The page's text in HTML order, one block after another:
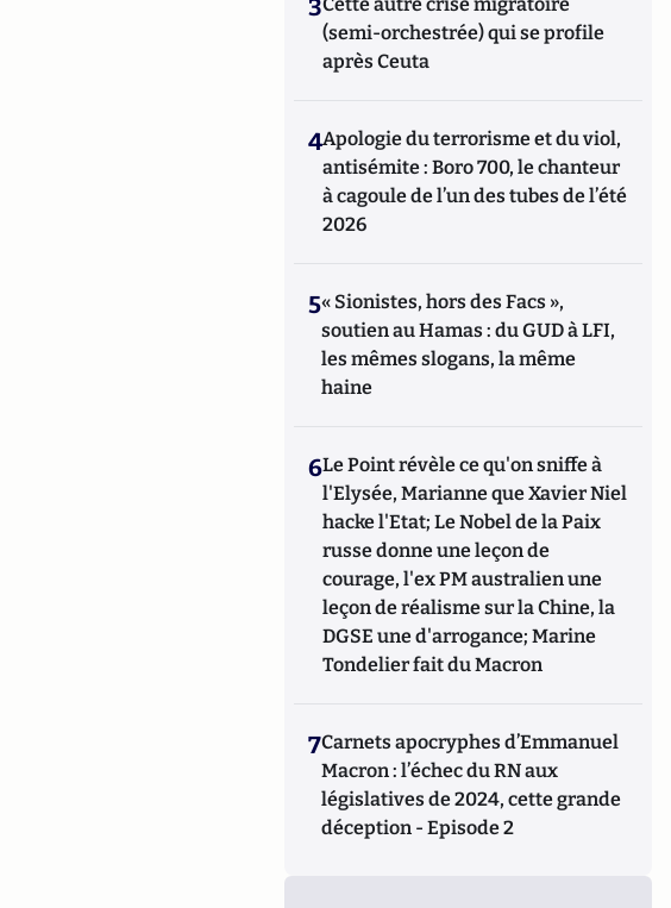
3
(semi-orchestrée) qui se profile
après Ceuta
4Apologie du terrorisme et du viol,
antisémite : Boro 700, le chanteur
à cagoule de l’un des tubes de l’été
2026
5« Sionistes, hors des Facs »,
soutien au Hamas : du GUD à LFI,
les mêmes slogans, la même
haine
6Le Point révèle ce qu'on sniffe à
l'Elysée, Marianne que Xavier Niel
hacke l'Etat; Le Nobel de la Paix
russe donne une leçon de
courage, l'ex PM australien une
leçon de réalisme sur la Chine, la
DGSE une d'arrogance; Marine
Tondelier fait du Macron
7Carnets apocryphes d’Emmanuel
Macron : l’échec du RN aux
législatives de 2024, cette grande
déception - Episode 2